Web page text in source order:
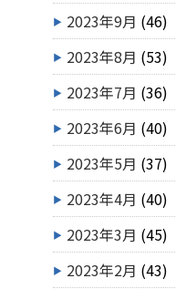
2023年9月 (46)
2023年8月 (53)
2023年7月 (36)
2023年6月 (40)
2023年5月 (37)
2023年4月 (40)
2023年3月 (45)
2023年2月 (43)